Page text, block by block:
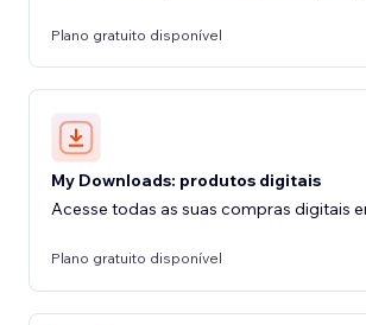
Plano gratuito disponível
My Downloads: produtos digitais
Acesse todas as suas compras digitais
Plano gratuito disponível